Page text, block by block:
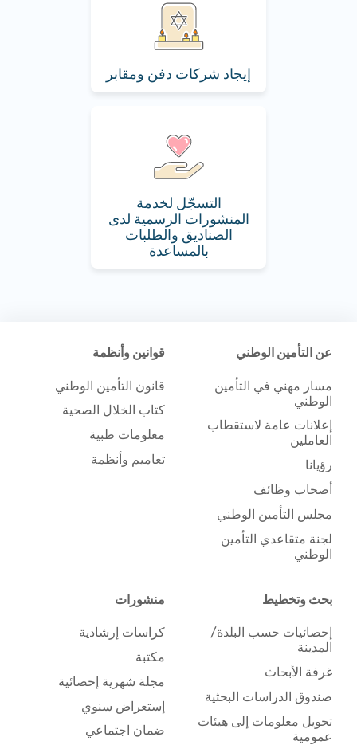
إيجاد شركات دفن ومقابر
التسجّل لخدمة
المنشورات الرسمية لدى
الصناديق والطلبات
بالمساعدة
عن التأمين الوطني
مسار مهني في التأمين
الوطني
إعلانات عامة لاستقطاب
العاملين
رؤيانا
أصحاب وظائف
مجلس التأمين الوطني
لجنة متقاعدي التأمين
الوطني
قوانين وأنظمة
قانون التأمين الوطني
كتاب الخلال الصحية
معلومات طبية
تعاميم وأنظمة
بحث وتخطيط
إحصائيات حسب البلدة/
المدينة
غرفة الأبحاث
صندوق الدراسات البحثية
تحويل معلومات إلى هيئات
عمومية
منشورات
كراسات إرشادية
مكتبة
مجلة شهرية إحصائية
إستعراض سنوي
ضمان اجتماعي